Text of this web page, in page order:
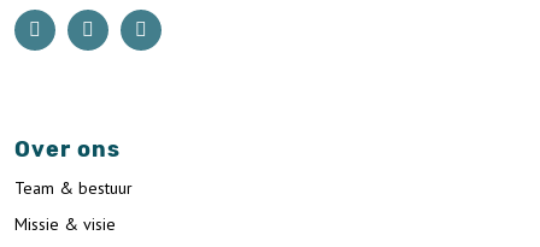
Over ons
Team & bestuur
Missie & visie